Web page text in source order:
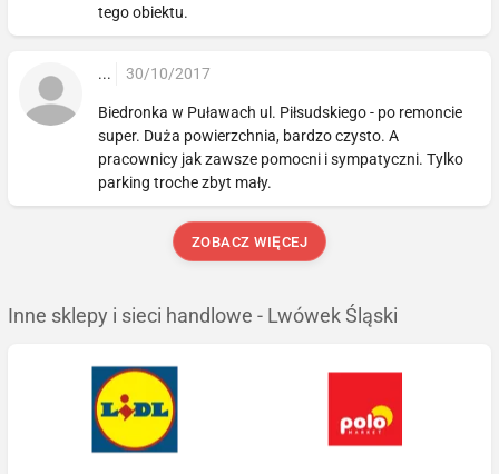
tego obiektu.
... 30/10/2017
Biedronka w Puławach ul. Piłsudskiego - po remoncie
super. Duża powierzchnia, bardzo czysto. A
pracownicy jak zawsze pomocni i sympatyczni. Tylko
parking troche zbyt mały.
ZOBACZ WIĘCEJ
Inne sklepy i sieci handlowe - Lwówek Śląski